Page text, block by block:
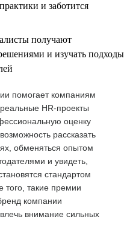
и заботится
получают
и изучать подходы
помогает компаниям
HR-проекты
оценку
рассказать
обменяться опытом
и увидеть,
стандартом
того, такие премии
компании
внимание сильных